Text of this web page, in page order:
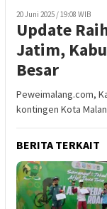
20 Juni 2025 / 19:08 WIB
Update
Jatim,
Besar
Peweimalang.com,
kontingen Kota
BERITA TERKAIT